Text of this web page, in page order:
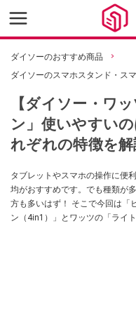
ダイソーのおすすめ商品
ダイソーのスマホスタンド・ス
【ダイソー・ワ
ン」使いやすい
れぞれの特徴を
タブレットやスマホの操作に便
均がおすすめです。でも種類が
方も多いはず！ そこで今回は「
ン（4in1）」とワッツの「ライ